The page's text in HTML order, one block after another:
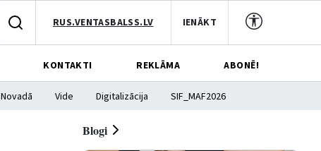
RUS.VENTASBALSS.LV IENĀKT
KONTAKTI REKLĀMA ABONĒ!
Novadā Vide Digitalizācija SIF_MAF2026
Blogi